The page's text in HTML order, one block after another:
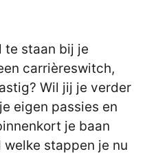
te staan bij je
carrièreswitch,
Wil jij je verder
eigen passies en
je baan
stappen je nu